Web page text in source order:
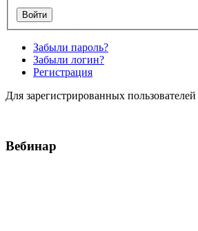
Забыли пароль?
Забыли логин?
Регистрация
Для зарегистрированных пользователей
Вебинар